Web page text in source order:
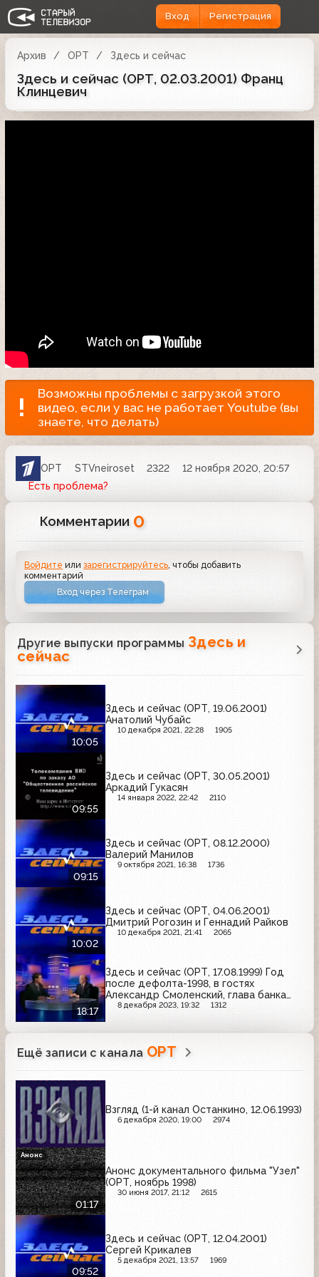
Вход Регистрация
Архив ОРТ Здесь и сейчас
Здесь и сейчас (ОРТ, 02.03.2001) Франц
Клинцевич
Возможны проблемы с загрузкой этого
видео, если у вас не работает Youtube (вы
знаете, что делать)
ОРТ STVneiroset 2322
12 ноября 2020, 20:57
Есть проблема?
Комментарии 0
Войдите илизарегистрируйтесь , чтобы добавить
комментарий
Вход через Телеграм
Другие выпуски программы Здесь и
сейчас
10:05
Здесь и сейчас (ОРТ, 19.06.2001)
Анатолий Чубайс
10 декабря 2021, 22:28 1905
09:55
Здесь и сейчас (ОРТ, 30.05.2001)
Аркадий Гукасян
14 января 2022, 22:42 2110
09:15
Здесь и сейчас (ОРТ, 08.12.2000)
Валерий Манилов
9 октября 2021, 16:38 1736
10:02
Здесь и сейчас (ОРТ, 04.06.2001)
Дмитрий Рогозин и Геннадий Райков
10 декабря 2021, 21:41 2065
18:17
Здесь и сейчас (ОРТ, 17.08.1999) Год
после дефолта-1998, в гостях
Александр Смоленский, глава банка
“СБС-Агро”
8 декабря 2023, 19:32 1312
Ещё записи с канала ОРТ
Взгляд (1-й канал Останкино, 12.06.1993)
6 декабря 2020, 19:00 2974
01:17
Анонс документального фильма "Узел"
(ОРТ, ноябрь 1998)
30 июня 2017, 21:12 2615
Анонс
09:52
Здесь и сейчас (ОРТ, 12.04.2001)
Сергей Крикалев
5 декабря 2021, 13:57 1969